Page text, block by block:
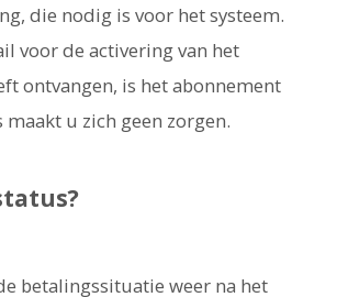
die nodig is voor het systeem.
voor de activering van het
ontvangen, is het abonnement
u zich geen zorgen.
betalingssituatie weer na het